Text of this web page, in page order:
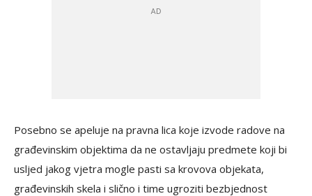
Posebno se apeluje na pravna lica koje izvode radove na
građevinskim objektima da ne ostavljaju predmete koji bi
usljed jakog vjetra mogle pasti sa krovova objekata,
građevinskih skela i slično i time ugroziti bezbjednost